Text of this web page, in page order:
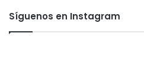
Síguenos en Instagram